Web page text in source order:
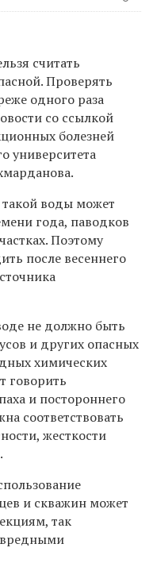
считать
Проверять
одного раза
со ссылкой
болезней
университета
такой воды может
года, паводков
Поэтому
после весеннего
не должно быть
и других опасных
химических
говорить
и постороннего
соответствовать
жесткости
и скважин может
так
вредными